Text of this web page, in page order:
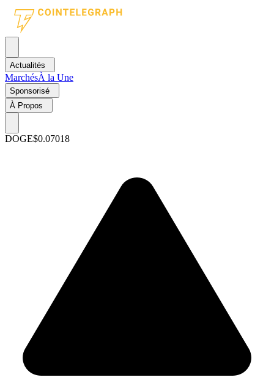
Actualités
MarchésÀ la Une
Sponsorisé
À Propos
DOGE$0.07018